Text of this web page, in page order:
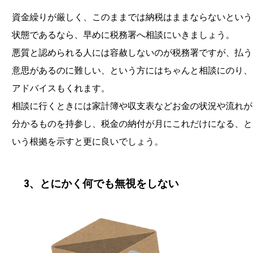
資金繰りが厳しく、このままでは納税はままならないという
状態であるなら、早めに税務署へ相談にいきましょう。
悪質と認められる人には容赦しないのが税務署ですが、払う
意思があるのに難しい、という方にはちゃんと相談にのり、
アドバイスもくれます。
相談に行くときには家計簿や収支表などお金の状況や流れが
分かるものを持参し、税金の納付が月にこれだけになる、と
いう根拠を示すと更に良いでしょう。
3、とにかく何でも無視をしない